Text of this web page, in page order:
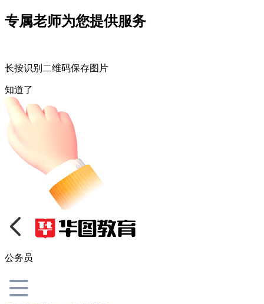
专属老师为您提供服务
长按识别二维码保存图片
知道了
公务员